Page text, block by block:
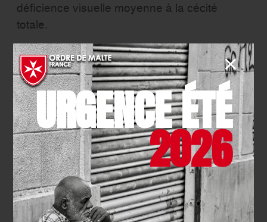
déficience visuelle moyenne à la cécité
totale.
La surdité est séparée en trois types : la
surdité de perception, la surdité de
transmission et la surdité mixte. L’Oto-Rhino-
Laryngologiste, ou ORL, peut établir un
diagnostic.
Devenir sourd ou aveugle peut être évité
dans certains cas. La détection précoce de
soucis d’audition ou de vision pourrait, sous
certaines conditions, limiter l’apparition d’un
handicap à long terme.Le diagnostic est un
URGENCE ÉTÉ
2026